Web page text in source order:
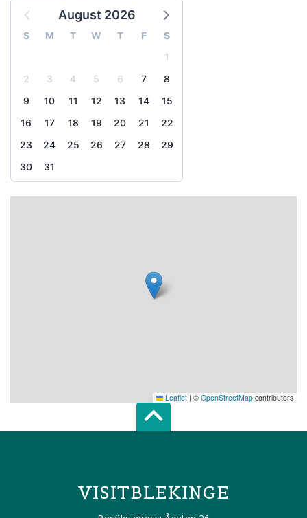
August 2026
S M T W T F
S
1
2
3 4 5 6 7
8
9
10 11 12 13 14
15
16
17 18 19 20 21
22
23
24 25 26 27 28
29
30
31
Leaflet | © OpenStreetMap contributors
Scroll top of
VISITBLEKINGE